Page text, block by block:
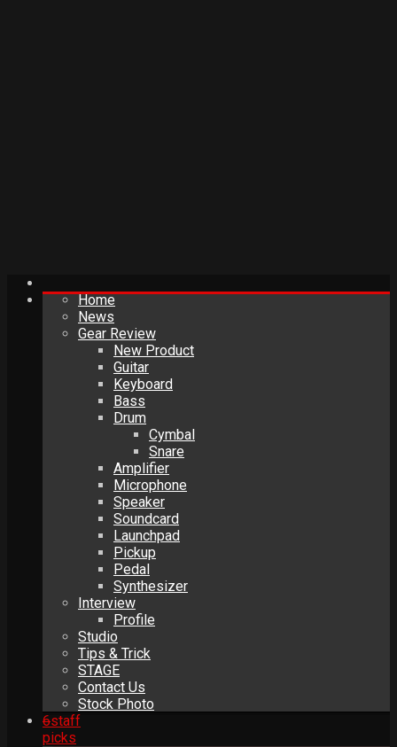
Home
News
Gear Review
New Product
Guitar
Keyboard
Bass
Drum
Cymbal
Snare
Amplifier
Microphone
Speaker
Soundcard
Launchpad
Pickup
Pedal
Synthesizer
Interview
Profile
Studio
Tips & Trick
STAGE
Contact Us
Stock Photo
6staff
picks